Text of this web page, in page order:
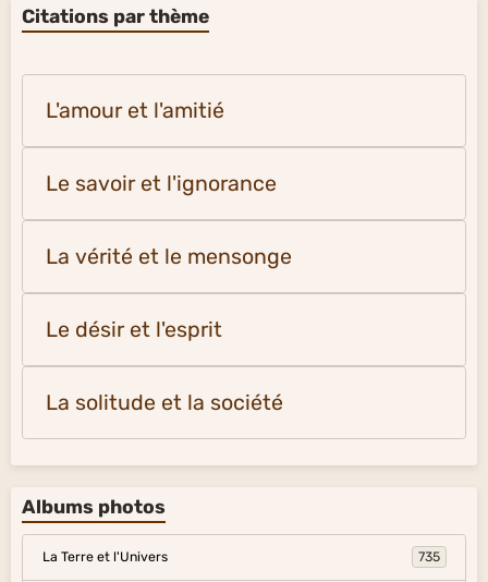
Citations par thème
L'amour et l'amitié
Le savoir et l'ignorance
La vérité et le mensonge
Le désir et l'esprit
La solitude et la société
Albums photos
La Terre et l'Univers 735